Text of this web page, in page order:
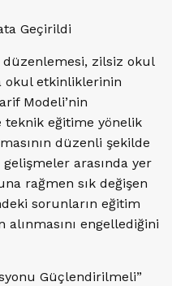
Geçirildi
düzenlemesi, zilsiz okul
okul etkinliklerinin
Modeli’nin
teknik eğitime yönelik
düzenli şekilde
arasında yer
rağmen sık değişen
sorunların eğitim
engellediğini
Güçlendirilmeli”